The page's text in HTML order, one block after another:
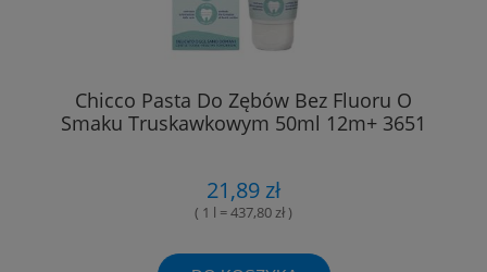
Chicco Pasta Do Zębów Bez Fluoru O
Smaku Truskawkowym 50ml 12m+ 3651
21,89 zł
( 1 l = 437,80 zł )